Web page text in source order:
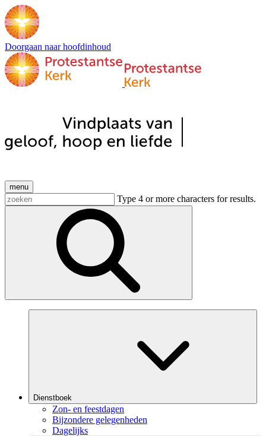
Doorgaan naar hoofdinhoud
menu
Type 4 or more characters for results.
Dienstboek
Zon- en feestdagen
Bijzondere gelegenheden
Dagelijks